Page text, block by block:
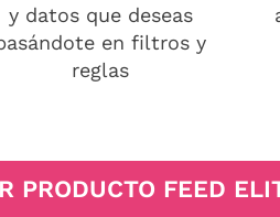
y datos que deseas
en filtros y
reglas
PRODUCTO FEED